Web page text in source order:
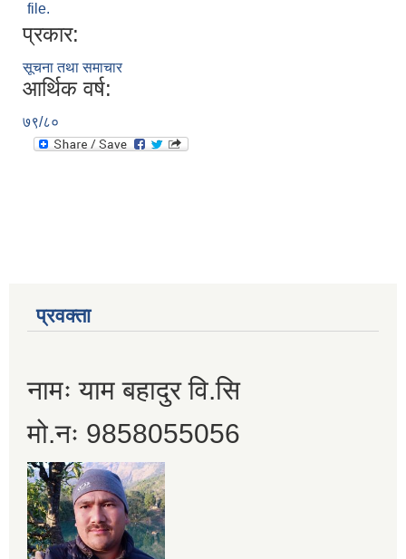
file.
प्रकार:
सूचना तथा समाचार
आर्थिक वर्ष:
७९/८०
प्रवक्ता
नामः याम बहादुर वि.सि
मो.नः 9858055056